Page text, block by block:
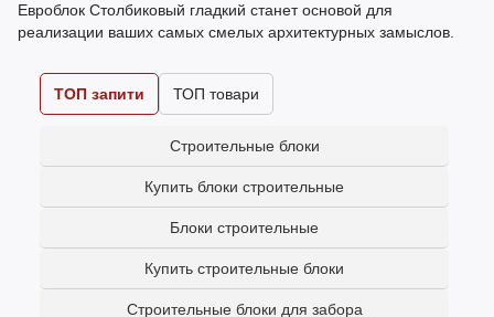
Евроблок Столбиковый гладкий станет основой для
реализации ваших самых смелых архитектурных замыслов.
ТОП запити ТОП товари
Строительные блоки
Купить блоки строительные
Блоки строительные
Купить строительные блоки
Строительные блоки для забора